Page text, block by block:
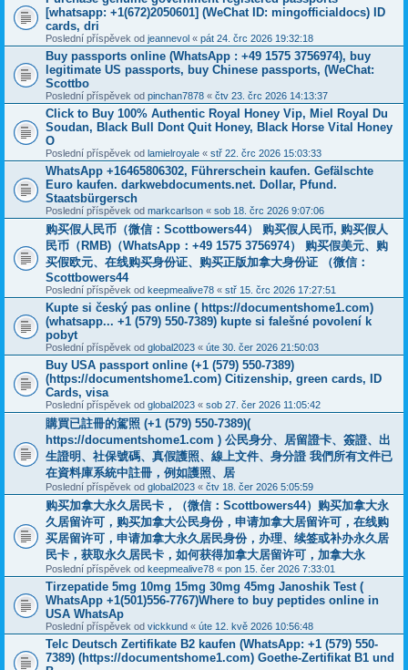
[whatsapp: +1(672)2050601] (WeChat ID: mingofficialdocs) ID
cards, dri
Poslední příspěvek od jeannevol « pát 24. črc 2026 19:32:18
Buy passports online (WhatsApp : +49 1575 3756974), buy
legitimate US passports, buy Chinese passports, (WeChat:
Scottbo
Poslední příspěvek od pinchan7878 « čtv 23. črc 2026 14:13:37
Click to Buy 100% Authentic Royal Honey Vip, Miel Royal Du
Soudan, Black Bull Dont Quit Honey, Black Horse Vital Honey
O
Poslední příspěvek od lamielroyale « stř 22. črc 2026 15:03:33
WhatsApp +16465806302, Führerschein kaufen. Gefälschte
Euro kaufen. darkwebdocuments.net. Dollar, Pfund.
Staatsbürgersch
Poslední příspěvek od markcarlson « sob 18. črc 2026 9:07:06
购买假人民币（微信：Scottbowers44） 购买假人民币, 购买假人
民币（RMB)（WhatsApp：+49 1575 3756974） 购买假美元、购
买假欧元、在线购买身份证、购买正版加拿大身份证 （微信：
Scottbowers44
Poslední příspěvek od keepmealive78 « stř 15. črc 2026 17:27:51
Kupte si český pas online ( https://documentshome1.com)
(whatsapp... +1 (579) 550-7389) kupte si falešné povolení k
pobyt
Poslední příspěvek od global2023 « úte 30. čer 2026 21:50:03
Buy USA passport online (+1 (579) 550-7389)
(https://documentshome1.com) Citizenship, green cards, ID
Cards, visa
Poslední příspěvek od global2023 « sob 27. čer 2026 11:05:42
購買已註冊的駕照 (+1 (579) 550-7389)(
https://documentshome1.com ) 公民身分、居留證卡、簽證、出
生證明、社保號碼、真假護照、線上文件、身分證 我們所有文件已
在資料庫系統中註冊，例如護照、居
Poslední příspěvek od global2023 « čtv 18. čer 2026 5:05:59
购买加拿大永久居民卡，（微信：Scottbowers44）购买加拿大永
久居留许可，购买加拿大公民身份，申请加拿大居留许可，在线购
买居留许可，申请加拿大永久居民身份，办理、续签或补办永久居
民卡，获取永久居民卡，如何获得加拿大居留许可，加拿大永
Poslední příspěvek od keepmealive78 « pon 15. čer 2026 7:33:01
Tirzepatide 5mg 10mg 15mg 30mg 45mg Janoshik Test (
WhatsApp +1(501)556-7767)Where to buy peptides online in
USA WhatsAp
Poslední příspěvek od vickkund « úte 12. kvě 2026 10:56:48
Telc Deutsch Zertifikate B2 kaufen (WhatsApp: +1 (579) 550-
7389) (https://documentshome1.com) Goethe-Zertifikat B1 und